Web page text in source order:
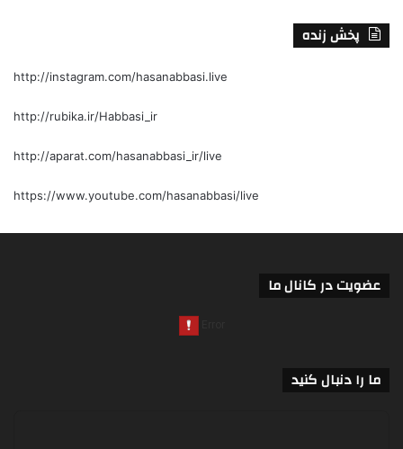
پخش زنده
http://instagram.com/hasanabbasi.live
http://rubika.ir/Habbasi_ir
http://aparat.com/hasanabbasi_ir/live
https://www.youtube.com/hasanabbasi/live
عضویت در کانال ما
ما را دنبال کنید